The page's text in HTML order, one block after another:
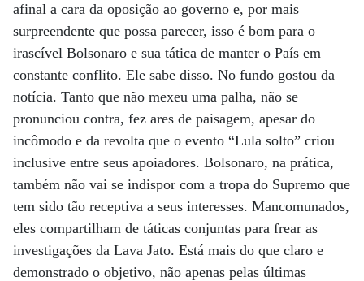
afinal a cara da oposição ao governo e, por mais
surpreendente que possa parecer, isso é bom para o
irascível Bolsonaro e sua tática de manter o País em
constante conflito. Ele sabe disso. No fundo gostou da
notícia. Tanto que não mexeu uma palha, não se
pronunciou contra, fez ares de paisagem, apesar do
incômodo e da revolta que o evento “Lula solto” criou
inclusive entre seus apoiadores. Bolsonaro, na prática,
também não vai se indispor com a tropa do Supremo que
tem sido tão receptiva a seus interesses. Mancomunados,
eles compartilham de táticas conjuntas para frear as
investigações da Lava Jato. Está mais do que claro e
demonstrado o objetivo, não apenas pelas últimas